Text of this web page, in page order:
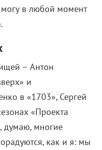
в любой момент
– Антон
и
в «1703», Сергей
«Проекта
думаю, многие
как и я: мы